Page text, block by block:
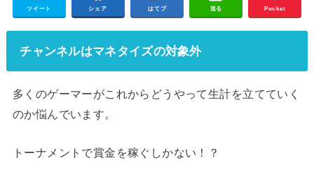
ツイート シェア はてブ 送る Pocket
チャンネルはマネタイズの対象外
多くのゲーマーがこれからどうやって生計を立てていく
のか悩んでいます。
トーナメントで賞金を稼ぐしかない！？